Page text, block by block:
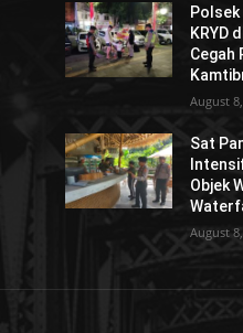
Polsek
KRYD
Cegah
August
Sat
Objek
August